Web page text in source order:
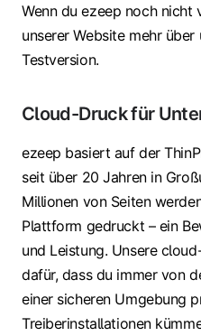
Wenn du ezeep noch nicht
unserer Website mehr
Testversion.
Cloud-Druck für
ezeep basiert auf der
seit über 20 Jahren in
Millionen von Seiten
Plattform gedruckt – ein
und Leistung. Unsere
dafür, dass du immer von
einer sicheren Umgebung
Treiberinstallationen